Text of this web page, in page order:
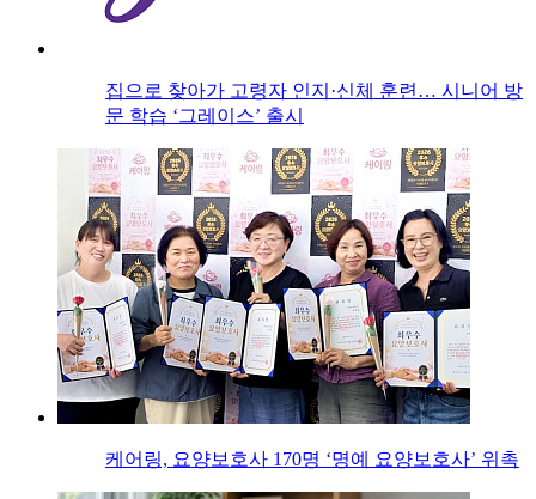
집으로 찾아가 고령자 인지·신체 훈련… 시니어 방
문 학습 ‘그레이스’ 출시
케어링, 요양보호사 170명 ‘명예 요양보호사’ 위촉